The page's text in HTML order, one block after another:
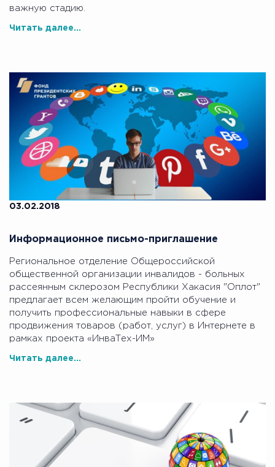
важную стадию.
Читать далее...
03.02.2018
Информационное письмо-приглашение
Региональное отделение Общероссийской
общественной организации инвалидов - больных
рассеянным склерозом Республики Хакасия "Оплот"
предлагает всем желающим пройти обучение и
получить профессиональные навыки в сфере
продвижения товаров (работ, услуг) в Интернете в
рамках проекта «ИнваТех-ИМ»
Читать далее...